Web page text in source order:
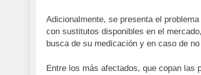
Adicionalmente, se presenta el
con sustitutos disponibles en el
busca de su medicación y en caso de
Entre los más afectados, que copan las